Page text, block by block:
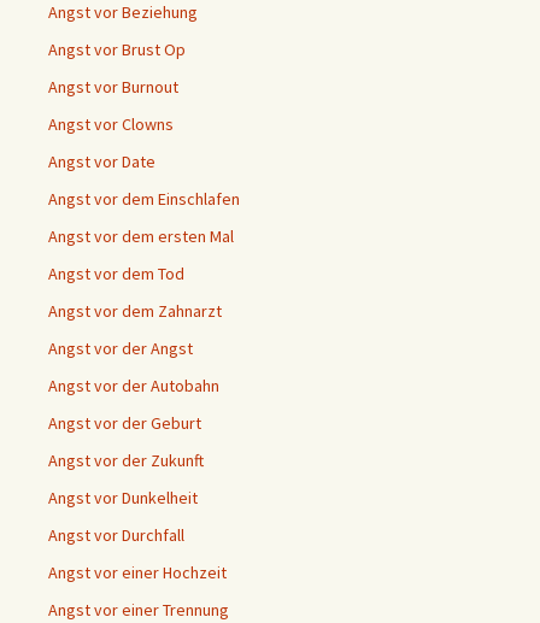
Angst vor Beziehung
Angst vor Brust Op
Angst vor Burnout
Angst vor Clowns
Angst vor Date
Angst vor dem Einschlafen
Angst vor dem ersten Mal
Angst vor dem Tod
Angst vor dem Zahnarzt
Angst vor der Angst
Angst vor der Autobahn
Angst vor der Geburt
Angst vor der Zukunft
Angst vor Dunkelheit
Angst vor Durchfall
Angst vor einer Hochzeit
Angst vor einer Trennung